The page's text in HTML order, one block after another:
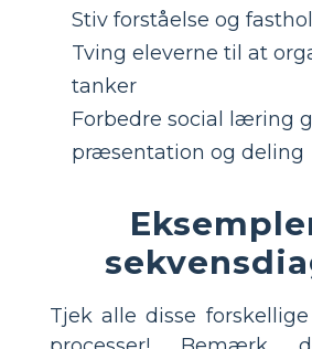
Stiv forståelse og
Tving eleverne til at
tanker
Forbedre social læring
præsentation og deling
Tjek alle disse